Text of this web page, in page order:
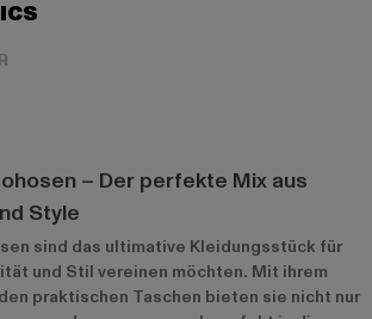
EUR
Aktionspreis: 49,99 EUR
– Der perfekte Mix aus
Style
sind das ultimative Kleidungsstück für
und Stil vereinen möchten. Mit ihrem
praktischen Taschen bieten sie nicht nur